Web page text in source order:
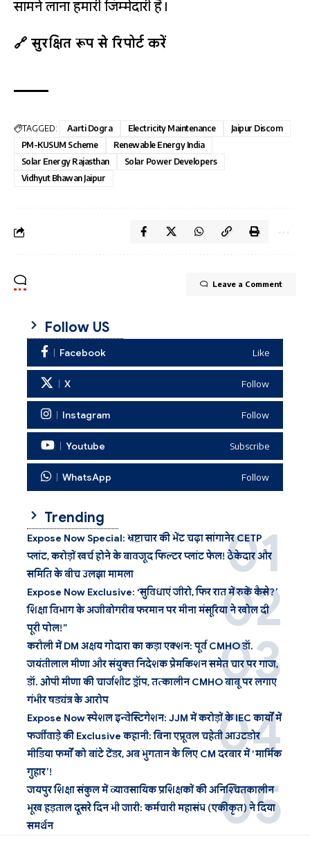
सामने लाना हमारी जिम्मेदारी है।
🔗 सुरक्षित रूप से रिपोर्ट करें
TAGGED: Aarti Dogra Electricity Maintenance
Jaipur Discom
PM-KUSUM Scheme
Renewable Energy India
Solar Energy Rajasthan
Solar Power Developers
Vidhyut Bhawan Jaipur
Leave a Comment
Follow US
Facebook Like
X Follow
Instagram Follow
Youtube Subscribe
WhatsApp Follow
Trending
Expose Now Special: भ्रष्टाचार की भेंट चढ़ा सांगानेर CETP
प्लांट, करोड़ों खर्च होने के बावजूद फिल्टर प्लांट फेल! ठेकेदार और
समिति के बीच उलझा मामला
Expose Now Exclusive: ‘सुविधाएं जीरो, फिर रात में रुकें कैसे?’
शिक्षा विभाग के अजीबोगरीब फरमान पर मीना मंसूरिया ने खोल दी
पूरी पोल!”
करौली में DM अक्षय गोदारा का कड़ा एक्शन: पूर्व CMHO डॉ.
जयंतीलाल मीणा और संयुक्त निदेशक प्रेमकिशन समेत चार पर गाज,
डॉ. ओपी मीणा की चार्जशीट ड्रॉप, तत्कालीन CMHO बाबू पर लगाए
गंभीर षड्यंत्र के आरोप
Expose Now स्पेशल इन्वेस्टिगेशन: JJM में करोड़ों के IEC कार्यों में
फर्जीवाड़े की Exclusive कहानी: बिना एप्रूवल चहेती आउटडोर
मीडिया फर्मों को बांटे टेंडर, अब भुगतान के लिए CM दरबार में ‘मार्मिक
गुहार’!
जयपुर शिक्षा संकुल में व्यावसायिक प्रशिक्षकों की अनिश्चितकालीन
भूख हड़ताल दूसरे दिन भी जारी: कर्मचारी महासंघ (एकीकृत) ने दिया
समर्थन